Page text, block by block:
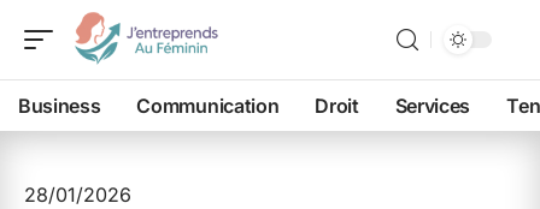
Business Communication Droit Services
28/01/2026